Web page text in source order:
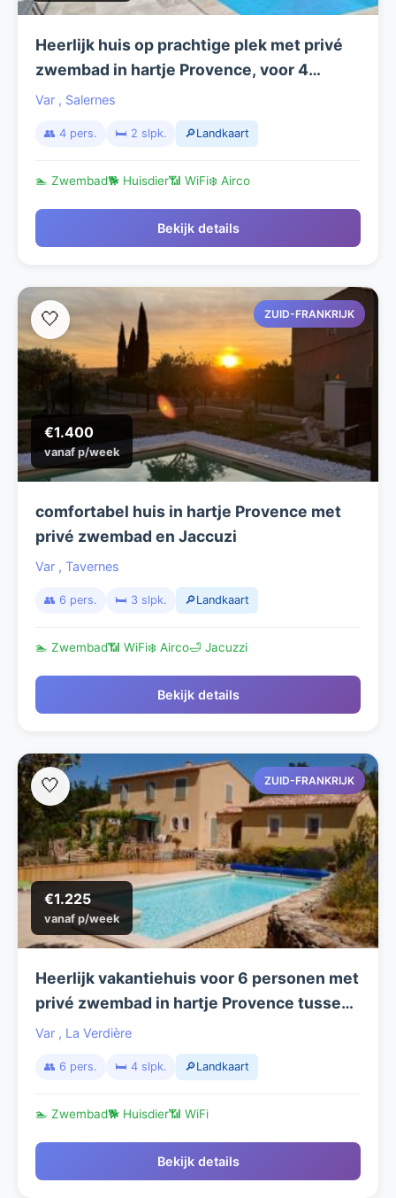
Heerlijk huis op prachtige plek met privé
zwembad in hartje Provence, voor 4
personen
Var , Salernes
👥 4 pers. 🛏️ 2 slpk. 🔎Landkaart
🏊 Zwembad🐕 Huisdier📶 WiFi❄️ Airco
Bekijk details
ZUID-FRANKRIJK
€1.400
vanaf p/week
🤍
comfortabel huis in hartje Provence met
privé zwembad en Jaccuzi
Var , Tavernes
👥 6 pers. 🛏️ 3 slpk. 🔎Landkaart
🏊 Zwembad📶 WiFi❄️ Airco🛁 Jacuzzi
Bekijk details
ZUID-FRANKRIJK
€1.225
vanaf p/week
🤍
Heerlijk vakantiehuis voor 6 personen met
privé zwembad in hartje Provence tussen
olijfbomen en wijngaard.
Var , La Verdière
👥 6 pers. 🛏️ 4 slpk. 🔎Landkaart
🏊 Zwembad🐕 Huisdier📶 WiFi
Bekijk details